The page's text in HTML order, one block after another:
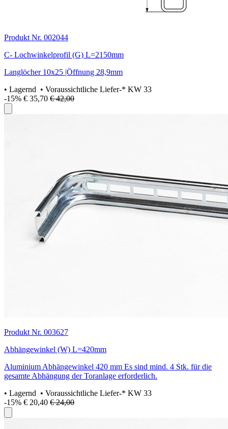
Produkt Nr. 002044
C- Lochwinkelprofil (G) L=2150mm
Langlöcher 10x25 |Öffnung 28,9mm
• Lagernd • Voraussichtliche Liefer-* KW 33
-15% € 35,70 € 42,00
Produkt Nr. 003627
Abhängewinkel (W) L=420mm
Aluminium Abhängewinkel 420 mm Es sind mind. 4 Stk. für die
gesamte Abhängung der Toranlage erforderlich.
• Lagernd • Voraussichtliche Liefer-* KW 33
-15% € 20,40 € 24,00